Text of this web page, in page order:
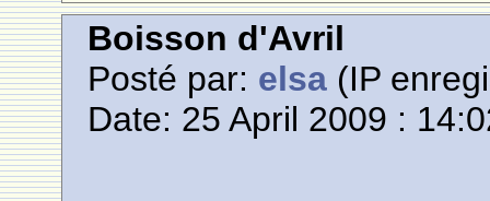
Boisson d'Avril
Posté par: elsa (IP
Date: 25 April 2009 :